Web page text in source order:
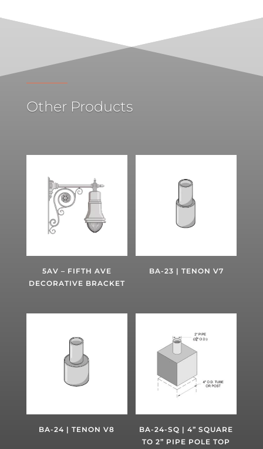
Other Products
5AV – FIFTH AVE
DECORATIVE BRACKET
BA-23 | TENON V7
BA-24 | TENON V8
BA-24-SQ | 4” SQUARE
TO 2” PIPE POLE TOP